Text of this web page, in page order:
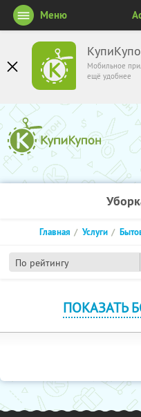
Мобильное
ещё удобнее
Меню
По рейтингу
Главная Услуги
ПОКАЗАТЬ